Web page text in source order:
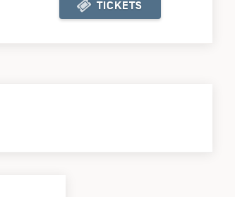
TICKETS